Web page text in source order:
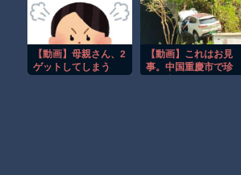
生！！
【動画】母親さん、2
ゲットしてしまう
【動画】これはお見
事。中国重慶市で珍